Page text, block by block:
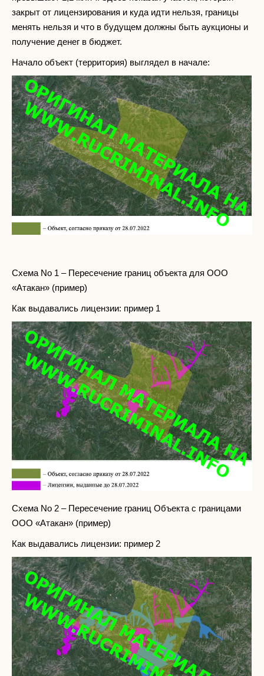
закрыт от лицензирования и куда идти нельзя, границы
менять нельзя и что в будущем должны быть аукционы и
получение денег в бюджет.
Начало объект (территория) выглядел в начале:
Схема No 1 – Пересечение границ объекта для ООО
«Атакан» (пример)
Как выдавались лицензии: пример 1
Схема No 2 – Пересечение границ Объекта с границами
ООО «Атакан» (пример)
Как выдавались лицензии: пример 2